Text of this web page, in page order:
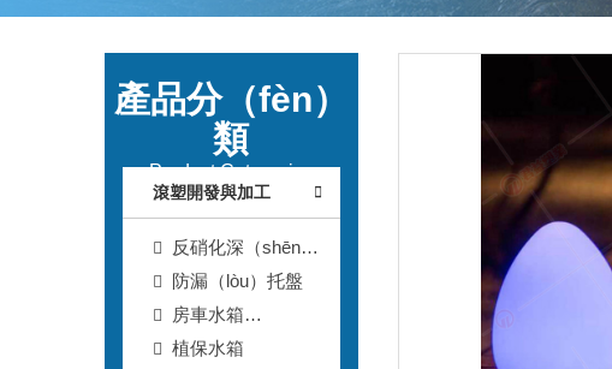
產品分（fèn）
類
Product Categories
滾塑開發與加工
反硝化深（shēn）
床濾池（chí）T型濾
磚
防漏（lòu）托盤
房車水箱
（xiāng）
植保水箱